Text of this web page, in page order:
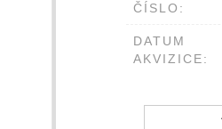
ČÍSLO:
DATUM
AKVIZICE: